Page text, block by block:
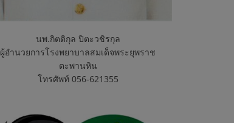
นพ.กิตติกุล ปิตะวชิรกุล
ผู้อำนวยการโรงพยาบาลสมเด็จพระยุพราช
ตะพานหิน
โทรศัพท์ 056-621355